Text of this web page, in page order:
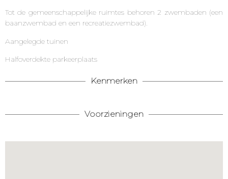
Tot de gemeenschappelijke ruimtes behoren 2 zwembaden (een
baanzwembad en een recreatiezwembad).
Aangelegde tuinen
Halfoverdekte parkeerplaats
Kenmerken
Voorzieningen